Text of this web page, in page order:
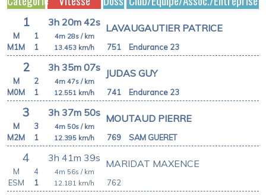
1 3h 20m 42s
751
LAVAUGAUTIER PATRICE
4m 28s / km
13.453 km/h
M
1
M1M
1 Endurance 23
2 3h 35m 07s
741
JUDAS GUY
4m 47s / km
12.551 km/h
M
2
M0M
1 Endurance 23
3 3h 37m 50s
769
MOUTAUD PIERRE
4m 50s / km
12.395 km/h
M
3
M2M
1 SAM GUERET
4 3h 41m 39s
762
MARIDAT MAXENCE
4m 56s / km
12.181 km/h
M
4
ESM
1